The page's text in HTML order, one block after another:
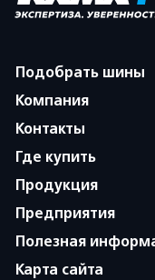
Подобрать шины
Компания
Контакты
Где купить
Продукция
Предприятия
Полезная
Карта сайта